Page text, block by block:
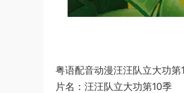
粤语配音动漫汪汪队立大功
片名：汪汪队立大功第10季